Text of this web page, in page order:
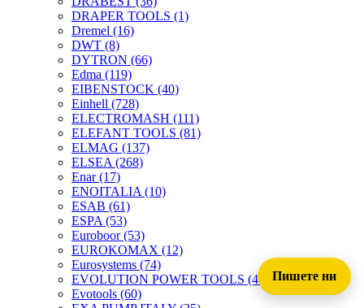
DRAPER TOOLS (1)
Dremel (16)
DWT (8)
DYTRON (66)
Edma (119)
EIBENSTOCK (40)
Einhell (728)
ELECTROMASH (111)
ELEFANT TOOLS (81)
ELMAG (137)
ELSEA (268)
Enar(17)
ENOITALIA (10)
ESAB (61)
ESPA (53)
Euroboor(53)
EUROKOMAX (12)
Eurosystems (74)
EVOLUTION POWER TOOLS (45)
Evotools (60)
Пишете ни